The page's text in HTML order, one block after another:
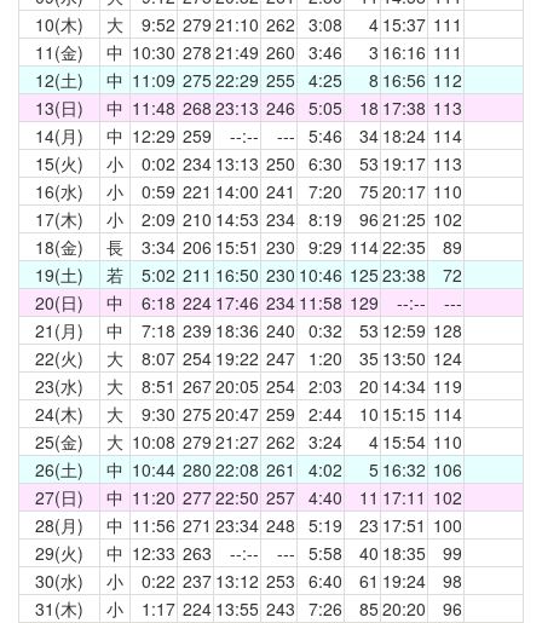
10(木)
大 9:52 279 21:10 262 3:08 4 15:37 111
11(金)
中 10:30 278 21:49 260 3:46 3 16:16 111
12(土)
中 11:09 27522:29 255 4:25 8 16:56 112
13(日)
中 11:48 268 23:13 246 5:05 18 17:38 113
14(月)
中 12:29 259 --:-- --- 5:46 34 18:24 114
15(火)
小 0:02 234 13:13 250 6:30 53 19:17 113
16(水)
小 0:59 221 14:00 241 7:20 7520:17 110
17(木)
小 2:09 210 14:53 234 8:19 96 21:25 102
18(金)
長 3:34 206 15:51 230 9:29 11422:35 89
19(土)
若 5:02 211 16:50 230 10:46 12523:38 72
20(日)
中 6:18 224 17:46 234 11:58 129 --:-- ---
21(月)
中 7:18 239 18:36 240 0:32 53 12:59 128
22(火)
大 8:07 254 19:22 247 1:20 35 13:50 124
23(水)
大 8:51 26720:05 254 2:03 20 14:34 119
24(木)
大 9:30 27520:47 259 2:44 10 15:15 114
25(金)
大 10:08 279 21:27 262 3:24 4 15:54 110
26(土)
中 10:44 280 22:08 261 4:02 5 16:32 106
27(日)
中 11:20 27722:50 257 4:40 11 17:11 102
28(月)
中 11:56 271 23:34 248 5:19 23 17:51 100
29(火)
中 12:33 263 --:-- --- 5:58 40 18:35 99
30(水)
小 0:22 237 13:12 253 6:40 61 19:24 98
31(木)
小 1:17 224 13:55 243 7:26 8520:20 96